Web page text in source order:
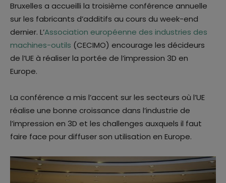
Bruxelles a accueilli la troisième conférence annuelle
sur les fabricants d’additifs au cours du week-end
dernier. L’Association européenne des industries des
machines-outils (CECIMO) encourage les décideurs
de l’UE à réaliser la portée de l’impression 3D en
Europe.
La conférence a mis l’accent sur les secteurs où l’UE
réalise une bonne croissance dans l’industrie de
l’impression en 3D et les challenges auxquels il faut
faire face pour diffuser son utilisation en Europe.